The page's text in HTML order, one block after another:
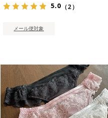
5.0 （2）
メール便対象